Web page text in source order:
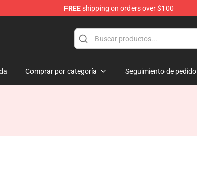
FREEshipping on orders over $100
Comprar por categoría Seguimiento de pedido